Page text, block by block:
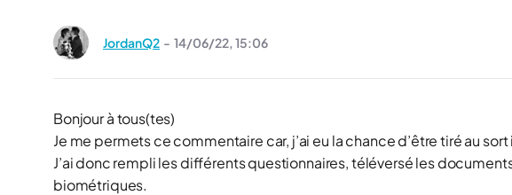
JordanQ2 - 14/06/22, 15:06
Bonjour à tous(tes)
Je me permets ce commentaire car, j’ai eu la chance d’être tiré au
J’ai donc rempli les différents questionnaires, téléversé les
biométriques.